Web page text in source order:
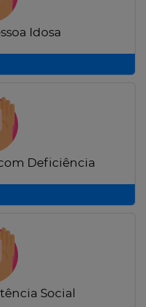
Idosa
Deficiência
Social